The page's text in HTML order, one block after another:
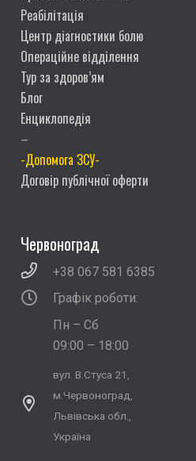
Реабілітація
Центр діагностики болю
Операційне відділення
Тур за здоров’ям
Блог
Енциклопедія
–
-Допомога ЗСУ-
Договір публічної оферти
Червоноград
+38 067 581 6385
Графік роботи:
Пн – Сб
09:00 – 18:00
вул. В.Стуса 21,
м.Червоноград,
Львівська обл.,
Україна